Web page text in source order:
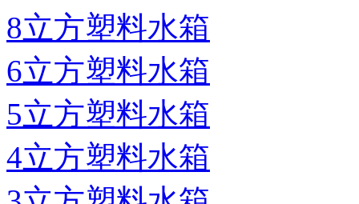
8立方塑料水箱
6立方塑料水箱
5立方塑料水箱
4立方塑料水箱